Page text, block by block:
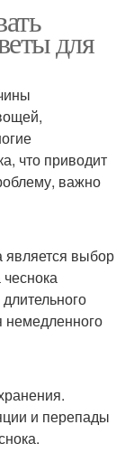
для
что приводит
важно
является выбор
немедленного
и перепады